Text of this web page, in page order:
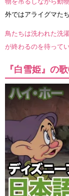
外ではアライグマた
鳥たちは洗われた洗
が終わるのを待ってい
『白雪姫』の